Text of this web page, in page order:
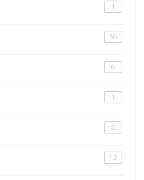
1
36
6
1
8
12